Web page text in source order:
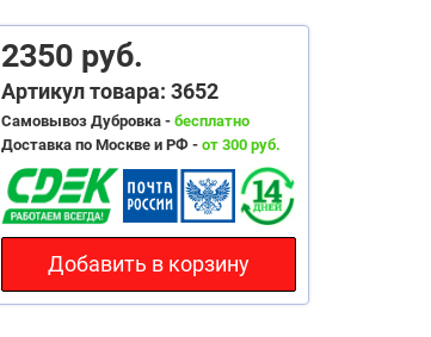
2350 руб.
Артикул товара: 3652
Самовывоз Дубровка - бесплатно
Доставка по Москве и РФ - от 300 руб.
Добавить в корзину